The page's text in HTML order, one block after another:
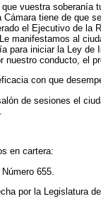
vuestra
tiene de
el Ejecutivo de
manifestamos al
para iniciar la Ley
conducto, el
con que
de sesiones el
en cartera:
655.
por la Legislatura